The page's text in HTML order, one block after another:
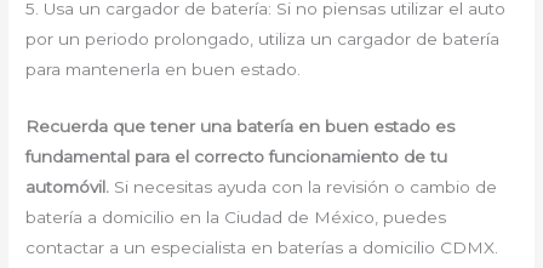
5. Usa un cargador de batería: Si no piensas utilizar el auto
por un periodo prolongado, utiliza un cargador de batería
para mantenerla en buen estado.
Recuerda que tener una batería en buen estado es
fundamental para el correcto funcionamiento de tu
automóvil. Si necesitas ayuda con la revisión o cambio de
batería a domicilio en la Ciudad de México, puedes
contactar a un especialista en baterías a domicilio CDMX.